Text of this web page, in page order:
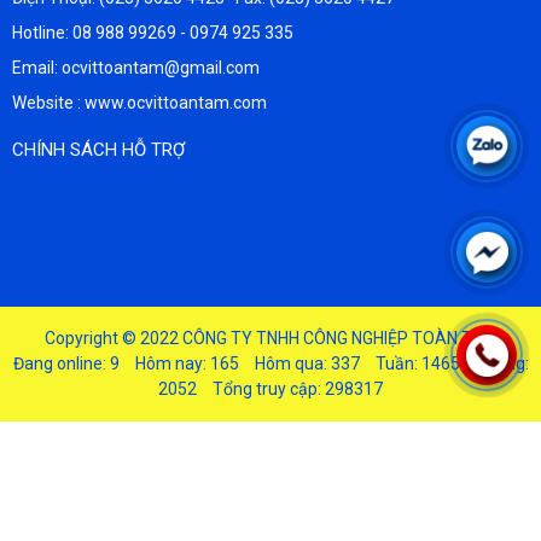
Hotline: 08 988 99269 - 0974 925 335
Email: ocvittoantam@gmail.com
Website : www.ocvittoantam.com
CHÍNH SÁCH HỖ TRỢ
Copyright © 2022CÔNG TY TNHH CÔNG NGHIỆP TOÀN TÂM
Đang online: 9
Hôm nay: 165 Hôm qua: 337 Tuần: 1465
Tháng:
2052
Tổng truy cập: 298317